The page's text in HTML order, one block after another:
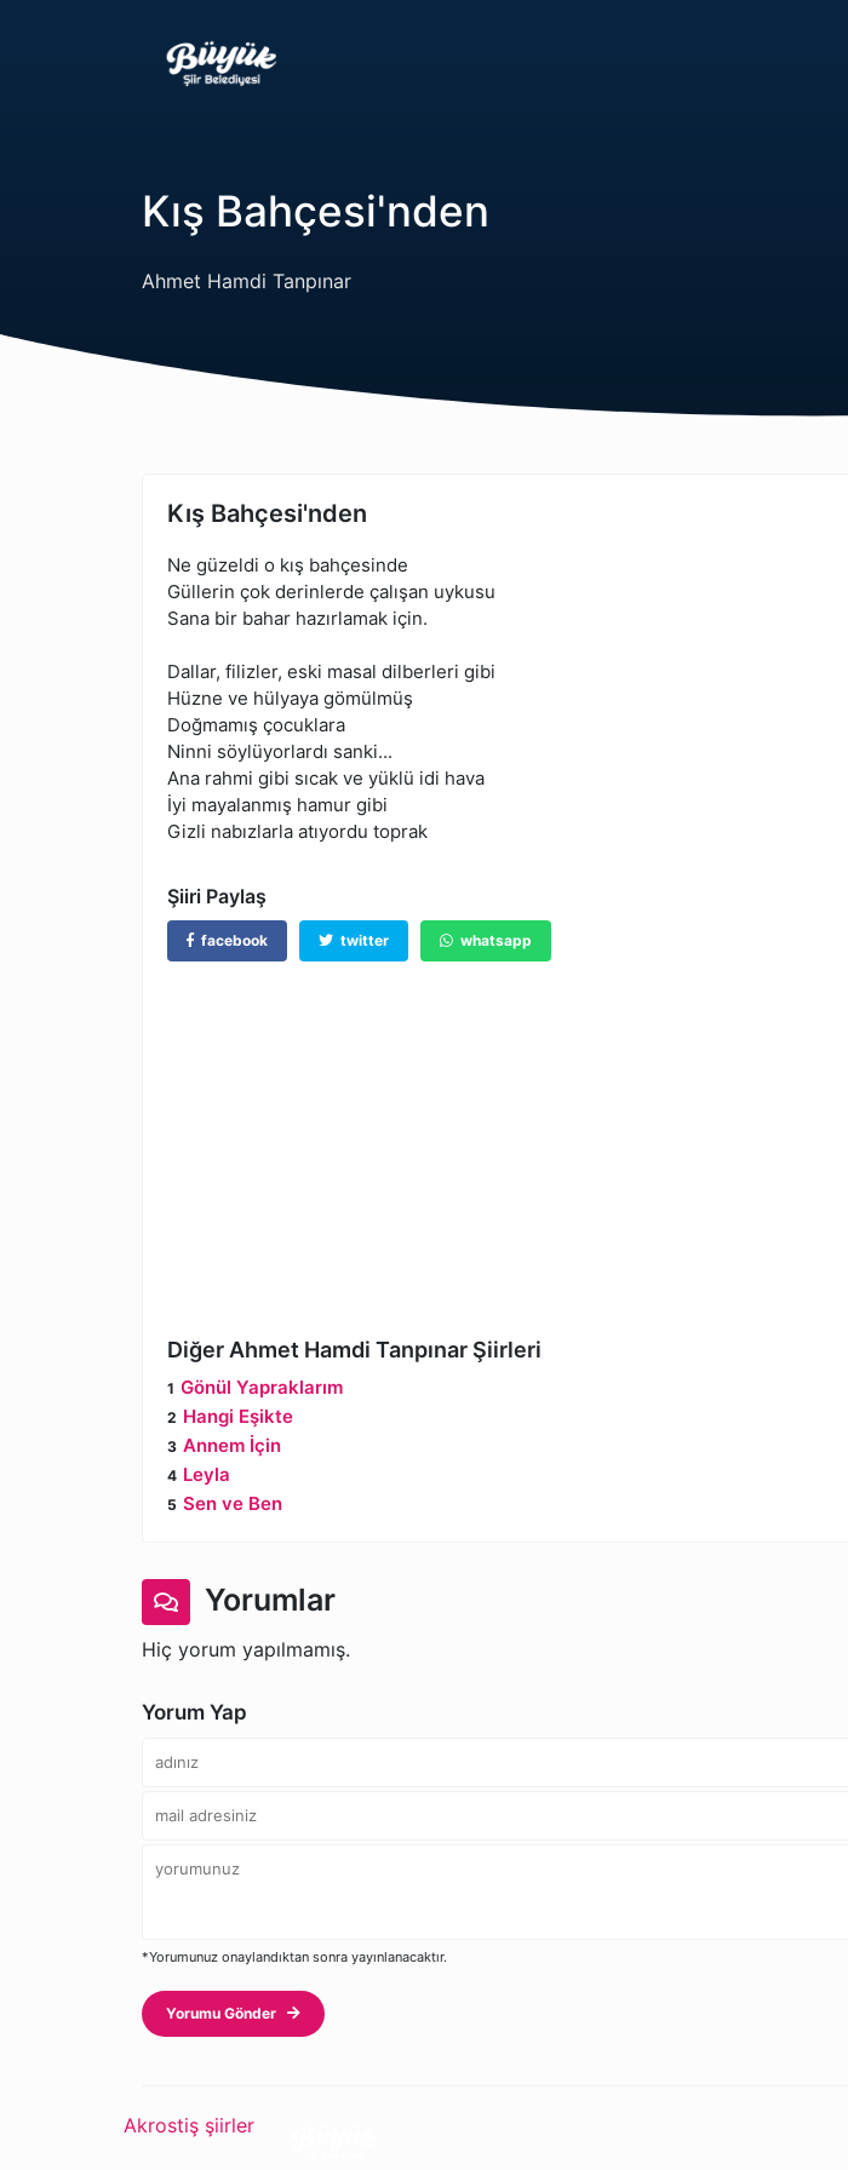
Kış Bahçesi'nden
Ahmet Hamdi Tanpınar
Kış Bahçesi'nden
Ne güzeldi o kış bahçesinde
Güllerin çok derinlerde çalışan uykusu
Sana bir bahar hazırlamak için.
Dallar, filizler, eski masal dilberleri gibi
Hüzne ve hülyaya gömülmüş
Doğmamış çocuklara
Ninni söylüyorlardı sanki...
Ana rahmi gibi sıcak ve yüklü idi hava
İyi mayalanmış hamur gibi
Gizli nabızlarla atıyordu toprak
Şiiri Paylaş
facebook twitter whatsapp
Diğer Ahmet Hamdi Tanpınar Şiirleri
Gönül Yapraklarım
Hangi Eşikte
Annem İçin
Leyla
Sen ve Ben
Yorumlar
Hiç yorum yapılmamış.
Yorum Yap
*Yorumunuz onaylandıktan sonra yayınlanacaktır.
Yorumu Gönder
Akrostiş şiirler